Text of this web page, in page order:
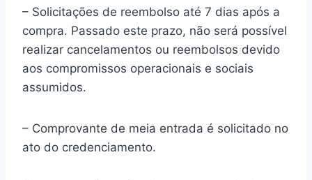
– Solicitações de reembolso até 7 dias após a
compra. Passado este prazo, não será possível
realizar cancelamentos ou reembolsos devido
aos compromissos operacionais e sociais
assumidos.
– Comprovante de meia entrada é solicitado no
ato do credenciamento.